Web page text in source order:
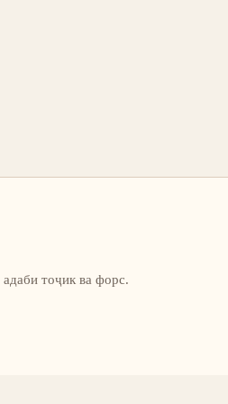
тоҷик ва форс.